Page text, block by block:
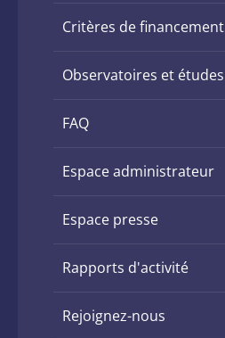
Critères de financement
Observatoires et études
FAQ
Espace administrateur
Espace presse
Rapports d'activité
Rejoignez-nous